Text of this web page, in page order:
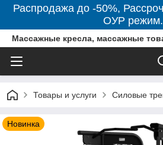
Распродажа до -50%,
ОУР режим.
Массажные кресла, массажные
Товары и услуги Силовые
Новинка